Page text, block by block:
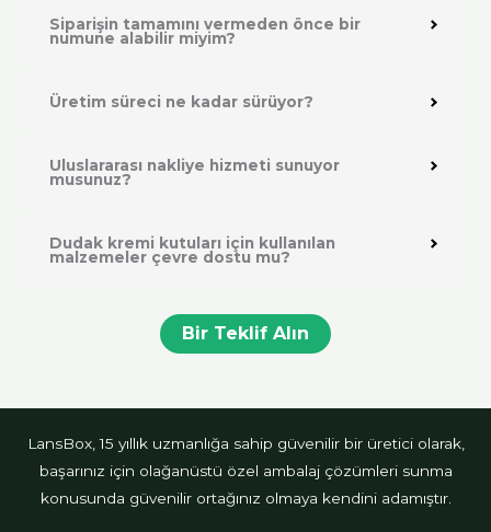
Siparişin tamamını vermeden önce bir
numune alabilir miyim?
Üretim süreci ne kadar sürüyor?
Uluslararası nakliye hizmeti sunuyor
musunuz?
Dudak kremi kutuları için kullanılan
malzemeler çevre dostu mu?
Bir Teklif Alın
LansBox, 15 yıllık uzmanlığa sahip güvenilir bir üretici olarak,
başarınız için olağanüstü özel ambalaj çözümleri sunma
konusunda güvenilir ortağınız olmaya kendini adamıştır.